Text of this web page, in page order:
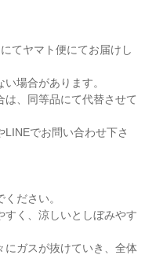
てヤマト便にてお届けし
場合があります。
、同等品にて代替させて
でお問い合わせ下さ
ださい。
すく、涼しいとしぼみやす
にガスが抜けていき、全体